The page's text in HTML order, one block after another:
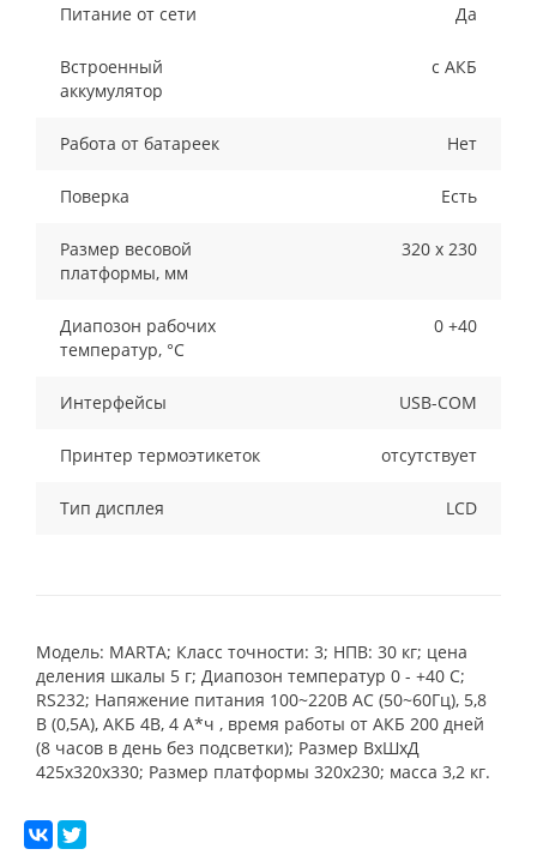
Питание от сети Да
Встроенный
аккумулятор
с АКБ
Работа от батареек Нет
Поверка Есть
Размер весовой
платформы, мм
320 х 230
Диапозон рабочих
температур, °С
0 +40
Интерфейсы USB-COM
Принтер термоэтикеток отсутствует
Тип дисплея LCD
Модель: MARTA; Класс точности: 3; НПВ: 30 кг; цена
деления шкалы 5 г; Диапозон температур 0 - +40 С;
RS232; Напяжение питания 100~220В АС (50~60Гц), 5,8
В (0,5А), АКБ 4В, 4 А*ч , время работы от АКБ 200 дней
(8 часов в день без подсветки); Размер ВхШхД
425х320х330; Размер платформы 320х230; масса 3,2 кг.